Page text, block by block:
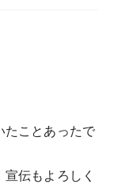
たことあったで
伝もよろしく